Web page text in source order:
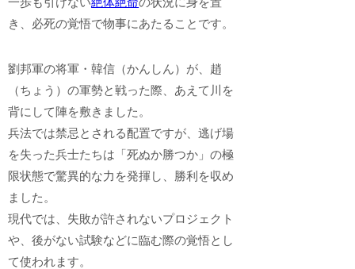
き、必死の覚悟で物事にあたることです。
劉邦軍の将軍・韓信（かんしん）が、趙
（ちょう）の軍勢と戦った際、あえて川を
背にして陣を敷きました。
兵法では禁忌とされる配置ですが、逃げ場
を失った兵士たちは「死ぬか勝つか」の極
限状態で驚異的な力を発揮し、勝利を収め
ました。
現代では、失敗が許されないプロジェクト
や、後がない試験などに臨む際の覚悟とし
て使われます。